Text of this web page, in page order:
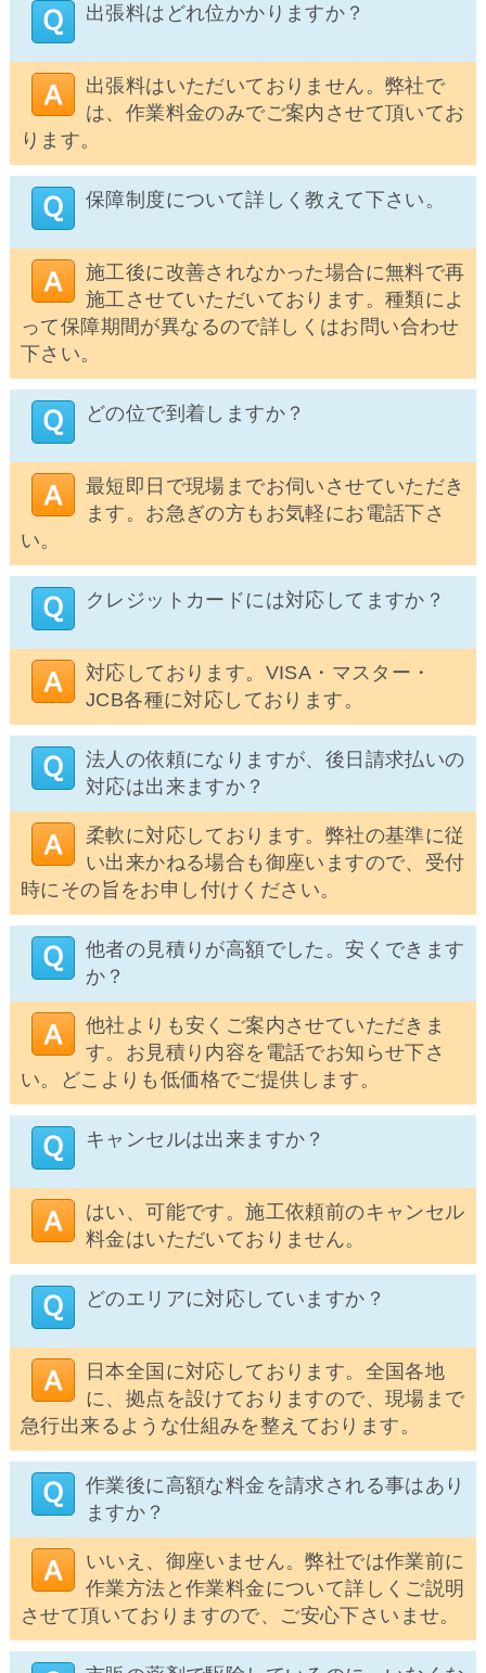
出張料はどれ位かかりますか？
出張料はいただいておりません。弊社で
は、作業料金のみでご案内させて頂いてお
ります。
保障制度について詳しく教えて下さい。
施工後に改善されなかった場合に無料で再
施工させていただいております。種類によ
って保障期間が異なるので詳しくはお問い合わせ
下さい。
どの位で到着しますか？
最短即日で現場までお伺いさせていただき
ます。お急ぎの方もお気軽にお電話下さ
い。
クレジットカードには対応してますか？
対応しております。VISA・マスター・
JCB各種に対応しております。
法人の依頼になりますが、後日請求払いの
対応は出来ますか？
柔軟に対応しております。弊社の基準に従
い出来かねる場合も御座いますので、受付
時にその旨をお申し付けください。
他者の見積りが高額でした。安くできます
か？
他社よりも安くご案内させていただきま
す。お見積り内容を電話でお知らせ下さ
い。どこよりも低価格でご提供します。
キャンセルは出来ますか？
はい、可能です。施工依頼前のキャンセル
料金はいただいておりません。
どのエリアに対応していますか？
日本全国に対応しております。全国各地
に、拠点を設けておりますので、現場まで
急行出来るような仕組みを整えております。
作業後に高額な料金を請求される事はあり
ますか？
いいえ、御座いません。弊社では作業前に
作業方法と作業料金について詳しくご説明
させて頂いておりますので、ご安心下さいませ。